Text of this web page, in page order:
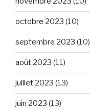
octobre 2023 (10)
septembre 2023 (10)
août 2023 (11)
juillet 2023 (13)
juin 2023 (13)